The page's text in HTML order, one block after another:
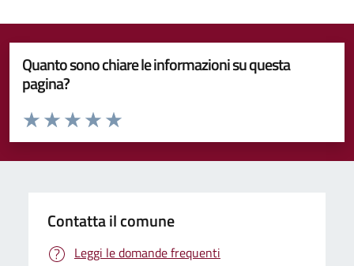
Quanto sono chiare le informazioni su questa
pagina?
Valuta da 1 a 5 stelle la pagina
Valuta 5 stelle su 5
Valuta 4 stelle su 5
Valuta 3 stelle su 5
Valuta 2 stelle su 5
Valuta 1 stelle su 5
Contatta il comune
Leggi le domande frequenti